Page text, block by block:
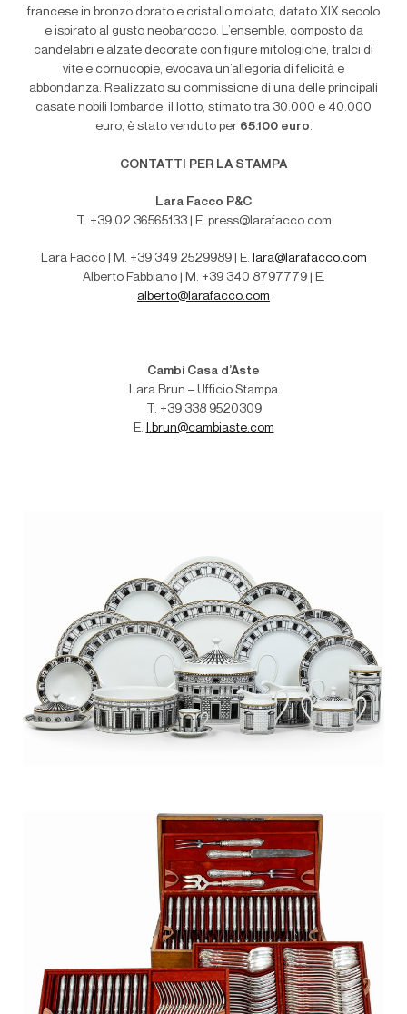
francese in bronzo dorato e cristallo molato, datato XIX secolo
e ispirato al gusto neobarocco. L’ensemble, composto da
candelabri e alzate decorate con figure mitologiche, tralci di
vite e cornucopie, evocava un’allegoria di felicità e
abbondanza. Realizzato su commissione di una delle principali
casate nobili lombarde, il lotto, stimato tra 30.000 e 40.000
euro, è stato venduto per 65.100 euro.
CONTATTI PER LA STAMPA
Lara Facco P&C
T. +39 02 36565133 | E. press@larafacco.com
Lara Facco | M. +39 349 2529989 | E. lara@larafacco.com
Alberto Fabbiano | M. +39 340 8797779 | E.
alberto@larafacco.com
Cambi Casa d’Aste
Lara Brun – Ufficio Stampa
T. +39 338 9520309
E. l.brun@cambiaste.com